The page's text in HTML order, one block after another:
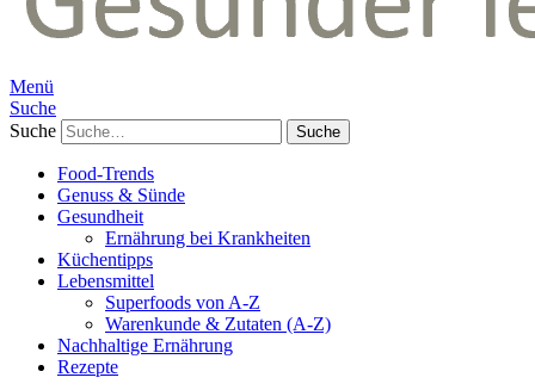
Menü
Suche
Suche
Food-Trends
Genuss & Sünde
Gesundheit
Ernährung bei Krankheiten
Küchentipps
Lebensmittel
Superfoods von A-Z
Warenkunde & Zutaten (A-Z)
Nachhaltige Ernährung
Rezepte